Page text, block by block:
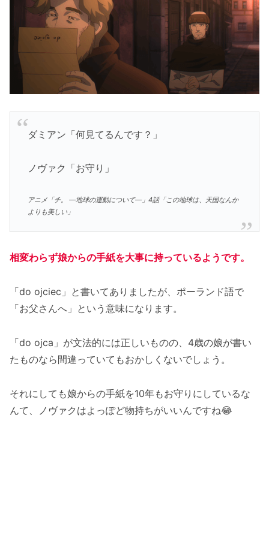
ダミアン「何見てるんです？」
ノヴァク「お守り」
アニメ「チ。 ―地球の運動について―」4話「この地球は、天国なんか
よりも美しい」
相変わらず娘からの手紙を大事に持っているようです。
「do ojciec」と書いてありましたが、ポーランド語で
「お父さんへ」という意味になります。
「do ojca」が文法的には正しいものの、4歳の娘が書い
たものなら間違っていてもおかしくないでしょう。
それにしても娘からの手紙を10年もお守りにしているな
んて、ノヴァクはよっぽど物持ちがいいんですね😂